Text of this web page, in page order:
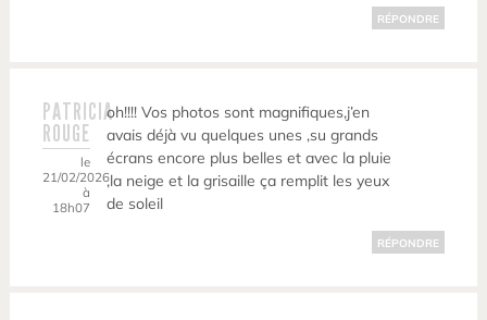
RÉPONDRE
PATRICIA
ROUGE
le
21/02/2026
à
18h07
oh!!!! Vos photos sont magnifiques,j’en
avais déjà vu quelques unes ,su grands
écrans encore plus belles et avec la pluie
,la neige et la grisaille ça remplit les yeux
de soleil
RÉPONDRE